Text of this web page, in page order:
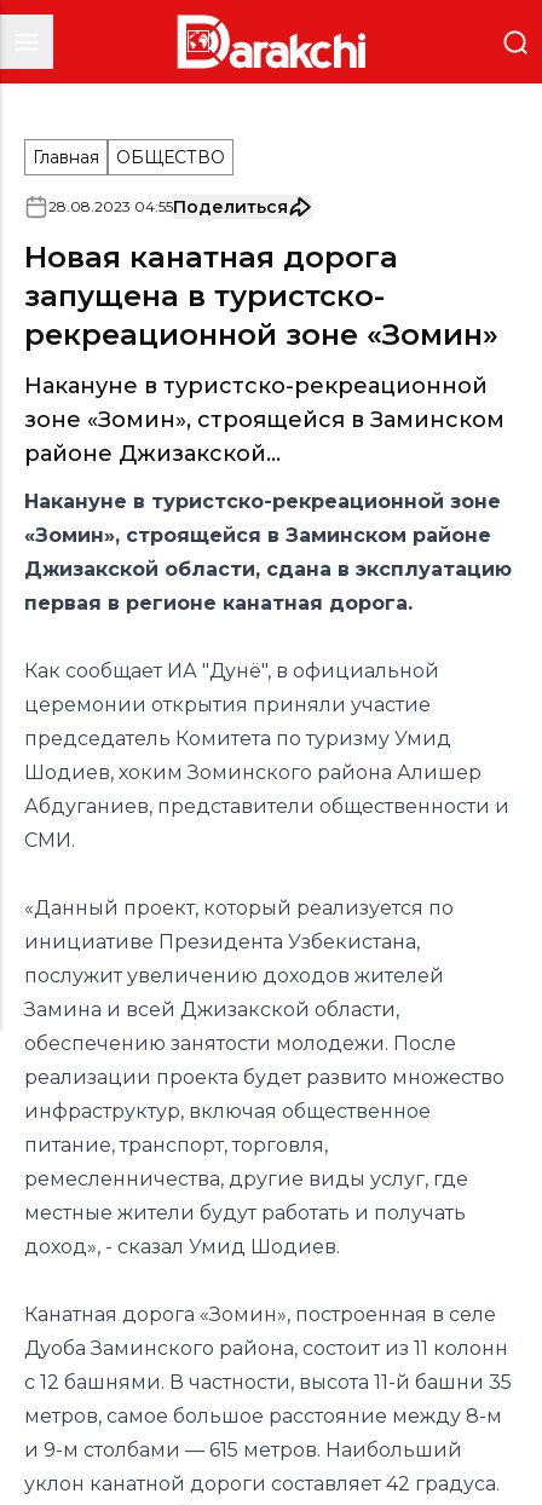
Главная ОБЩЕСТВО
28.08.2023 04:55Поделиться
Новая канатная дорога
запущена в туристско-
рекреационной зоне «Зомин»
Накануне в туристско-рекреационной
зоне «Зомин», строящейся в Заминском
районе Джизакской...
Накануне в туристско-рекреационной зоне
«Зомин», строящейся в Заминском районе
Джизакской области, сдана в эксплуатацию
первая в регионе канатная дорога.
Как сообщаетИА "Дунё", в официальной
церемонии открытия приняли участие
председатель Комитета по туризму Умид
Шодиев, хоким Зоминского района Алишер
Абдуганиев, представители общественности и
СМИ.
«Данный проект, который реализуется по
инициативе Президента Узбекистана,
послужит увеличению доходов жителей
Замина и всей Джизакской области,
обеспечению занятости молодежи. После
реализации проекта будет развито множество
инфраструктур, включая общественное
питание, транспорт, торговля,
ремесленничества, другие виды услуг, где
местные жители будут работать и получать
доход», - сказал Умид Шодиев.
Канатная дорога «Зомин», построенная в селе
Дуоба Заминского района, состоит из 11 колонн
с 12 башнями. В частности, высота 11-й башни 35
метров, самое большое расстояние между 8-м
и 9-м столбами — 615 метров. Наибольший
уклон канатной дороги составляет 42 градуса.